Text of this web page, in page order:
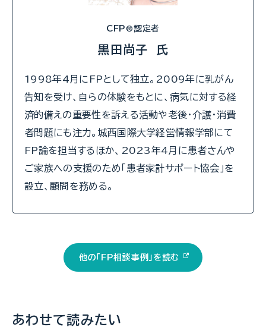
CFP® 認定者
黒田尚子 氏
1998年4月にFPとして独立。2009年に乳がん
告知を受け、自らの体験をもとに、病気に対する経
済的備えの重要性を訴える活動や老後・介護・消費
者問題にも注力。城西国際大学経営情報学部にて
FP論を担当するほか、2023年4月に患者さんや
ご家族への支援のため「患者家計サポート協会」を
設立、顧問を務める。
他の「FP相談事例」を読む
あわせて読みたい